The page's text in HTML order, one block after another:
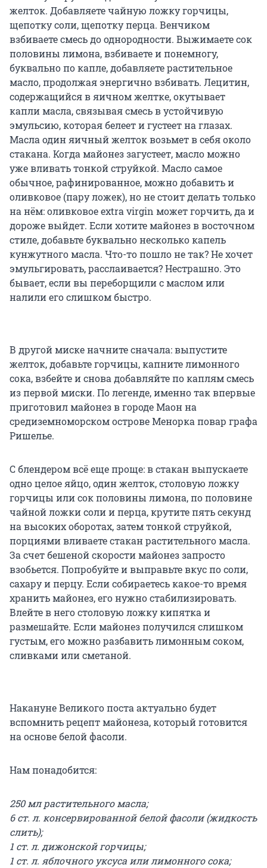
желток. Добавляете чайную ложку горчицы,
щепотку соли, щепотку перца. Венчиком
взбиваете смесь до однородности. Выжимаете сок
половины лимона, взбиваете и понемногу,
буквально по капле, добавляете растительное
масло, продолжая энергично взбивать. Лецитин,
содержащийся в яичном желтке, окутывает
капли масла, связывая смесь в устойчивую
эмульсию, которая белеет и густеет на глазах.
Масла один яичный желток возьмет в себя около
стакана. Когда майонез загустеет, масло можно
уже вливать тонкой струйкой. Масло самое
обычное, рафинированное, можно добавить и
оливковое (пару ложек), но не стоит делать только
на нём: оливковое еxtra virgin может горчить, да и
дороже выйдет. Если хотите майонез в восточном
стиле, добавьте буквально несколько капель
кунжутного масла. Что-то пошло не так? Не хочет
эмульгировать, расслаивается? Нестрашно. Это
бывает, если вы переборщили с маслом или
налили его слишком быстро.
В другой миске начните сначала: выпустите
желток, добавьте горчицы, капните лимонного
сока, взбейте и снова добавляйте по каплям смесь
из первой миски. По легенде, именно так впервые
приготовил майонез в городе Маон на
средиземноморском острове Менорка повар графа
Ришелье.
С блендером всё еще проще: в стакан выпускаете
одно целое яйцо, один желток, столовую ложку
горчицы или сок половины лимона, по половине
чайной ложки соли и перца, крутите пять секунд
на высоких оборотах, затем тонкой струйкой,
порциями вливаете стакан растительного масла.
За счет бешеной скорости майонез запросто
взобьется. Попробуйте и выправьте вкус по соли,
сахару и перцу. Если собираетесь какое-то время
хранить майонез, его нужно стабилизировать.
Влейте в него столовую ложку кипятка и
размешайте. Если майонез получился слишком
густым, его можно разбавить лимонным соком,
сливками или сметаной.
Накануне Великого поста актуально будет
вспомнить рецепт майонеза, который готовится
на основе белой фасоли.
Нам понадобится:
250 мл растительного масла;
6 ст. л. консервированной белой фасоли (жидкость
слить);
1 ст. л. дижонской горчицы;
1 ст. л. яблочного уксуса или лимонного сока;